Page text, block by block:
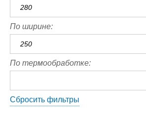
280
По ширине:
250
По термообработке:
Сбросить фильтры